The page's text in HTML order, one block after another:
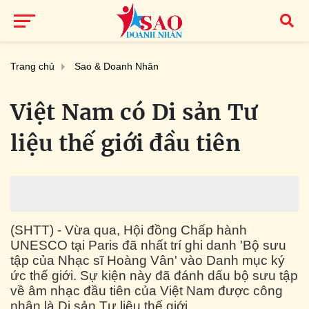
Trang chủ Sao & Doanh Nhân
Việt Nam có Di sản Tư
liệu thế giới đầu tiên
(SHTT) - Vừa qua, Hội đồng Chấp hành
UNESCO tại Paris đã nhất trí ghi danh 'Bộ sưu
tập của Nhạc sĩ Hoàng Vân' vào Danh mục ký
ức thế giới. Sự kiện này đã đánh dấu bộ sưu tập
về âm nhạc đầu tiên của Việt Nam được công
nhận là Di sản Tư liệu thế giới.